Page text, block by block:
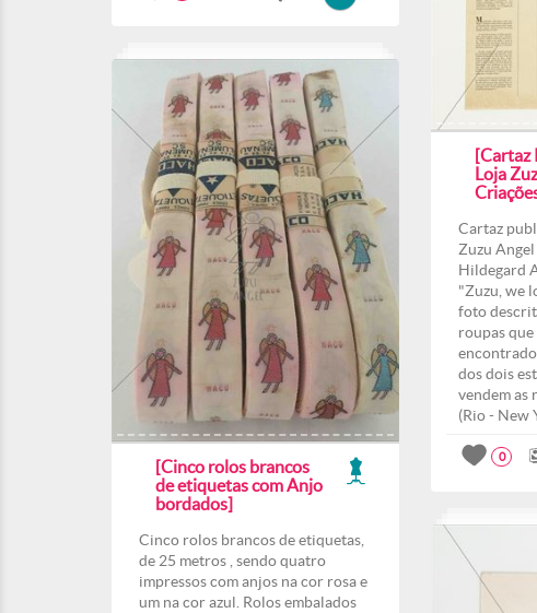
[Cartaz
Loja
Cartaz
Zuzu
Hildegard
"Zuzu, we
foto
roupas
dos dois
vendem as
(Rio - New
0
[Cinco rolos brancos
de etiquetas com Anjo
bordados]
Cinco rolos brancos de etiquetas,
de 25 metros , sendo quatro
impressos com anjos na cor rosa e
um na cor azul. Rolos embalados